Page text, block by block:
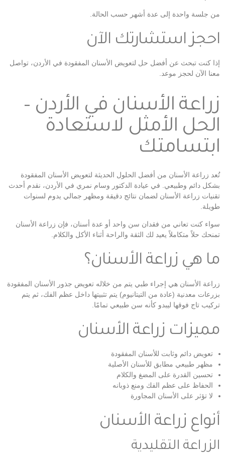
من جلسة واحدة إلى عدة أشهر حسب الحالة.
احجز استشارتك الآن
إذا كنت تبحث عن أفضل حل لتعويض الأسنان المفقودة في الأردن، تواصل
معنا الآن لحجز موعد.
زراعة الأسنان في الأردن –
الحل الأمثل لاستعادة
ابتسامتك
تُعد زراعة الأسنان من أفضل الحلول الحديثة لتعويض الأسنان المفقودة
بشكل دائم وطبيعي. في عيادة الدكتور وسام نمري في الأردن، نقدم أحدث
تقنيات زراعة الأسنان لضمان نتائج دقيقة ومظهر جمالي يدوم لسنوات
طويلة.
سواء كنت تعاني من فقدان سن واحد أو عدة أسنان، فإن زراعة الأسنان
تمنحك حلاً متكاملاً يعيد لك الثقة والراحة أثناء الأكل والكلام.
ما هي زراعة الأسنان؟
زراعة الأسنان هي إجراء طبي يتم من خلاله تعويض جذور الأسنان المفقودة
بزرعات معدنية (عادة من التيتانيوم) يتم تثبيتها داخل عظم الفك، ثم يتم
تركيب تاج فوقها ليبدو كأنه سن طبيعي تمامًا.
مميزات زراعة الأسنان
تعويض دائم وثابت للأسنان المفقودة
مظهر طبيعي مطابق للأسنان الأصلية
تحسين القدرة على المضغ والكلام
الحفاظ على عظم الفك ومنع ذوبانه
لا تؤثر على الأسنان المجاورة
أنواع زراعة الأسنان
الزراعة التقليدية